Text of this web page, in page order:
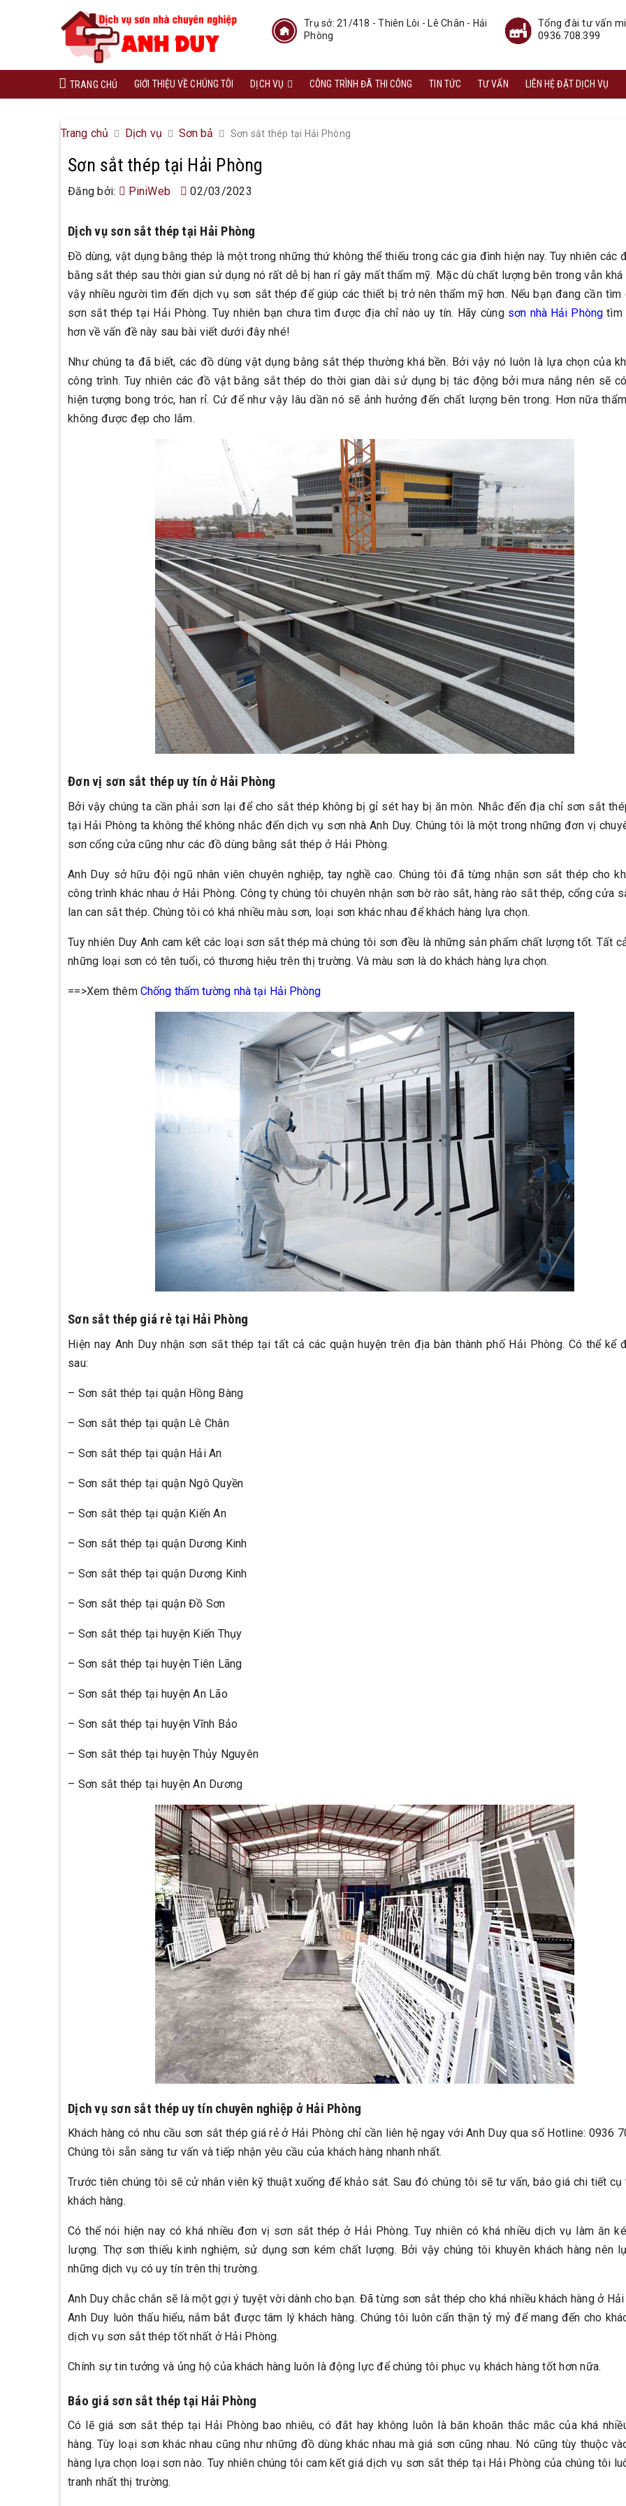
Trụ sở: 21/418 - Thiên Lôi - Lê Chân - Hải
Phòng
Tổng đài tư vấn
0936.708.399
TRANG CHỦ GIỚI THIỆU VỀ CHÚNG TÔI DỊCH VỤ CÔNG TRÌNH ĐÃ THI CÔNG TIN TỨC TƯ VẤN LIÊN HỆ ĐẶT DỊCH VỤ
Trang chủ Dịch vụ Sơn bả Sơn sắt thép tại Hải Phòng
Sơn sắt thép tại Hải Phòng
Đăng bởi: PiniWeb 02/03/2023
Dịch vụ sơn sắt thép tại Hải Phòng
Đồ dùng, vật dụng bằng thép là một trong những thứ không thể thiếu trong các gia đình hiện nay. Tuy nhiên các
bằng sắt thép sau thời gian sử dụng nó rất dễ bị han rỉ gây mất thẩm mỹ. Mặc dù chất lượng bên trong vẫn
vậy nhiều người tìm đến dịch vụ sơn sắt thép để giúp các thiết bị trở nên thẩm mỹ hơn. Nếu bạn đang cần tìm
sơn sắt thép tại Hải Phòng. Tuy nhiên bạn chưa tìm được địa chỉ nào uy tín. Hãy cùng sơn nhà Hải Phòng tìm
hơn về vấn đề này sau bài viết dưới đây nhé!
Như chúng ta đã biết, các đồ dùng vật dụng bằng sắt thép thường khá bền. Bởi vậy nó luôn là lựa chọn của
công trình. Tuy nhiên các đồ vật bằng sắt thép do thời gian dài sử dụng bị tác động bởi mưa nắng nên sẽ
hiện tượng bong tróc, han rỉ. Cứ để như vậy lâu dần nó sẽ ảnh hưởng đến chất lượng bên trong. Hơn nữa
không được đẹp cho lắm.
Đơn vị sơn sắt thép uy tín ở Hải Phòng
Bởi vậy chúng ta cần phải sơn lại để cho sắt thép không bị gỉ sét hay bị ăn mòn. Nhắc đến địa chỉ sơn sắt
tại Hải Phòng ta không thể không nhắc đến dịch vụ sơn nhà Anh Duy. Chúng tôi là một trong những đơn vị
sơn cổng cửa cũng như các đồ dùng bằng sắt thép ở Hải Phòng.
Anh Duy sở hữu đội ngũ nhân viên chuyên nghiệp, tay nghề cao. Chúng tôi đã từng nhận sơn sắt thép cho
công trình khác nhau ở Hải Phòng. Công ty chúng tôi chuyên nhận sơn bờ rào sắt, hàng rào sắt thép, cổng cửa
lan can sắt thép. Chúng tôi có khá nhiều màu sơn, loại sơn khác nhau để khách hàng lựa chọn.
Tuy nhiên Duy Anh cam kết các loại sơn sắt thép mà chúng tôi sơn đều là những sản phẩm chất lượng tốt. Tất
những loại sơn có tên tuổi, có thương hiệu trên thị trường. Và màu sơn là do khách hàng lựa chọn.
==>Xem thêm Chống thấm tường nhà tại Hải Phòng
Sơn sắt thép giá rẻ tại Hải Phòng
Hiện nay Anh Duy nhận sơn sắt thép tại tất cả các quận huyện trên địa bàn thành phố Hải Phòng. Có thể kể
sau:
– Sơn sắt thép tại quận Hồng Bàng
– Sơn sắt thép tại quận Lê Chân
– Sơn sắt thép tại quận Hải An
– Sơn sắt thép tại quận Ngô Quyền
– Sơn sắt thép tại quận Kiến An
– Sơn sắt thép tại quận Dương Kinh
– Sơn sắt thép tại quận Dương Kinh
– Sơn sắt thép tại quận Đồ Sơn
– Sơn sắt thép tại huyện Kiến Thụy
– Sơn sắt thép tại huyện Tiên Lãng
– Sơn sắt thép tại huyện An Lão
– Sơn sắt thép tại huyện Vĩnh Bảo
– Sơn sắt thép tại huyện Thủy Nguyên
– Sơn sắt thép tại huyện An Dương
Dịch vụ sơn sắt thép uy tín chuyên nghiệp ở Hải Phòng
Khách hàng có nhu cầu sơn sắt thép giá rẻ ở Hải Phòng chỉ cần liên hệ ngay với Anh Duy qua số Hotline: 0936
Chúng tôi sẵn sàng tư vấn và tiếp nhận yêu cầu của khách hàng nhanh nhất.
Trước tiên chúng tôi sẽ cử nhân viên kỹ thuật xuống để khảo sát. Sau đó chúng tôi sẽ tư vấn, báo giá chi tiết cụ
khách hàng.
Có thể nói hiện nay có khá nhiều đơn vị sơn sắt thép ở Hải Phòng. Tuy nhiên có khá nhiều dịch vụ làm ăn
lượng. Thợ sơn thiếu kinh nghiệm, sử dụng sơn kém chất lượng. Bởi vậy chúng tôi khuyên khách hàng nên
những dịch vụ có uy tín trên thị trường.
Anh Duy chắc chắn sẽ là một gợi ý tuyệt vời dành cho bạn. Đã từng sơn sắt thép cho khá nhiều khách hàng ở Hải
Anh Duy luôn thấu hiểu, nắm bắt được tâm lý khách hàng. Chúng tôi luôn cẩn thận tỷ mỷ để mang đến cho
dịch vụ sơn sắt thép tốt nhất ở Hải Phòng.
Chính sự tin tưởng và ủng hộ của khách hàng luôn là động lực để chúng tôi phục vụ khách hàng tốt hơn nữa.
Báo giá sơn sắt thép tại Hải Phòng
Có lẽ giá sơn sắt thép tại Hải Phòng bao nhiêu, có đắt hay không luôn là băn khoăn thắc mắc của khá
hàng. Tùy loại sơn khác nhau cũng như những đồ dùng khác nhau mà giá sơn cũng nhau. Nó cũng tùy thuộc
hàng lựa chọn loại sơn nào. Tuy nhiên chúng tôi cam kết giá dịch vụ sơn sắt thép tại Hải Phòng của chúng tôi
tranh nhất thị trường.